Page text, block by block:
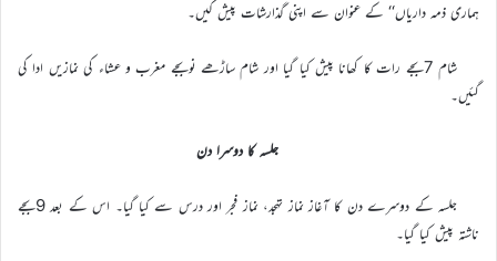
ہماری ذمہ داریاں‘‘ کے عنوان سے اپنی گذارشات پیش کیں۔
شام 7بجے رات کا کھانا پیش کیا گیا اور شام ساڑھے نوبجے مغرب و عشاء کی نمازیں ادا کی
گئیں۔
جلسہ کا دوسرا دن
جلسہ کے دوسرے دن کا آغاز نماز تہجد، نماز فجر اور درس سے کیا گیا۔ اس کے بعد 9بجے
ناشتہ پیش کیا گیا۔